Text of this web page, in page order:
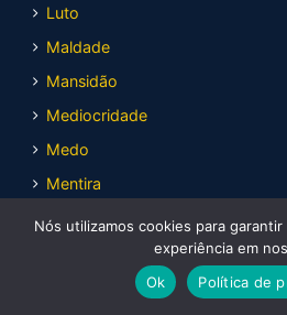
Luto
Maldade
Mansidão
Mediocridade
Medo
Mentira
Mesquinharia
Nós utilizamos cookies para
experiência em
Ok
Política de